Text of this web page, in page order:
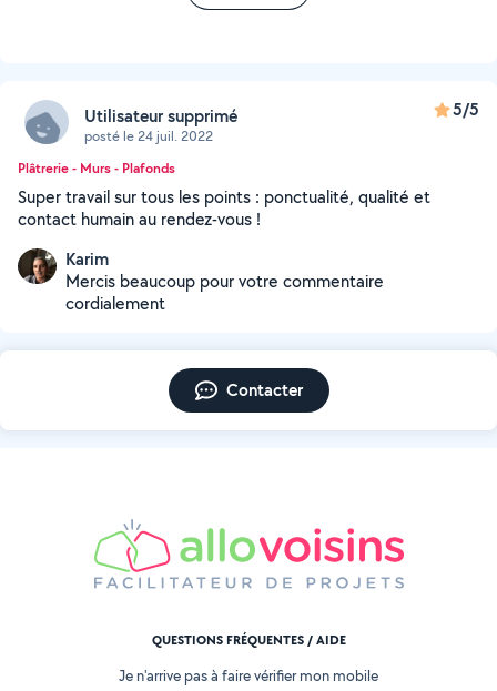
Utilisateur supprimé
posté le 24 juil. 2022
5/5
Plâtrerie - Murs - Plafonds
Super travail sur tous les points : ponctualité, qualité et
contact humain au rendez-vous !
Karim
Mercis beaucoup pour votre commentaire
cordialement
Contacter
QUESTIONS FRÉQUENTES / AIDE
Je n'arrive pas à faire vérifier mon mobile